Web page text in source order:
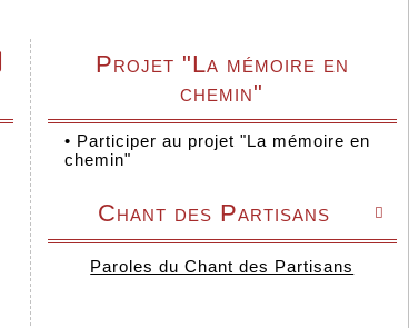
Projet "La mémoire en
chemin"
• Participer au projet "La mémoire en
chemin"

Chant des Partisans
Paroles du Chant des Partisans